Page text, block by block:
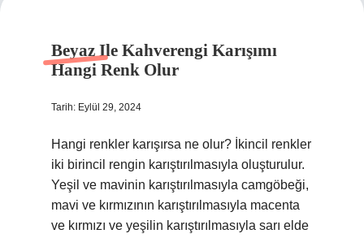
Beyaz Ile Kahverengi Karışımı
Hangi Renk Olur
Tarih: Eylül 29, 2024
Hangi renkler karışırsa ne olur? İkincil renkler
iki birincil rengin karıştırılmasıyla oluşturulur.
Yeşil ve mavinin karıştırılmasıyla camgöbeği,
mavi ve kırmızının karıştırılmasıyla macenta
ve kırmızı ve yeşilin karıştırılmasıyla sarı elde